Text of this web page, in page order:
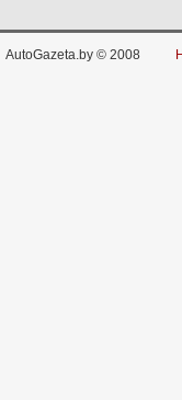
AutoGazeta.by © 2008